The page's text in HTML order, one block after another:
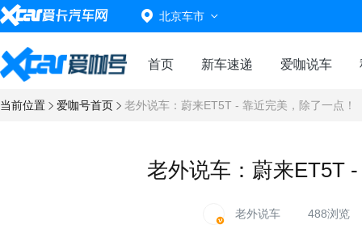
北京车市
首页 新车速递 爱咖说车
当前位置 爱咖号首页 老外说车：蔚来ET5T - 靠近完美，除了一点！
老外说车：蔚来ET5T
老外说车 488浏览